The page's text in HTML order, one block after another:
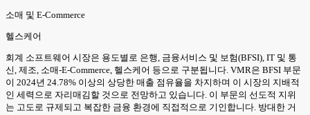
소매 및 E-Commerce
헬스케어
회계 소프트웨어 시장은 용도별로 은행, 금융서비스 및 보험(BFSI), IT 및 통
신, 제조, 소매-E-Commerce, 헬스케어 등으로 구분됩니다. VMR은 BFSI 부문
이 2024년 24.78% 이상의 상당한 매출 점유율을 차지하며 이 시장의 지배적
인 세력으로 자리매김할 것으로 전망하고 있습니다. 이 부문의 선도적 지위
는 고도로 규제되고 복잡한 금융 환경에 직접적으로 기인합니다. 방대한 거